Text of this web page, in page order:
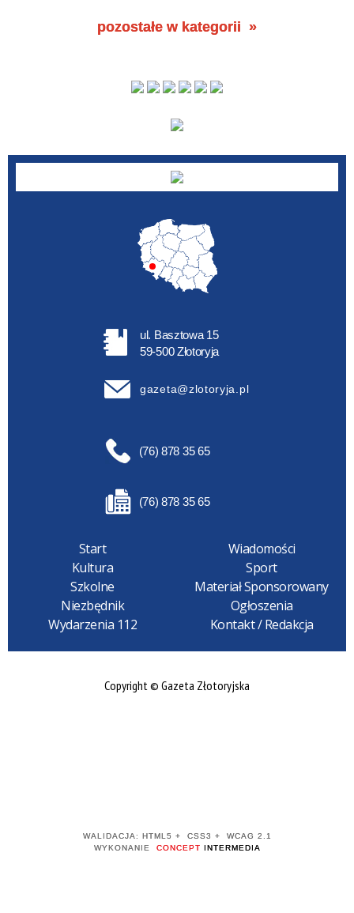
pozostałe w kategorii
ul. Basztowa 15
59-500 Złotoryja
gazeta@zlotoryja.pl
(76) 878 35 65
(76) 878 35 65
Start
Wiadomości
Kultura
Sport
Szkolne
Materiał Sponsorowany
Niezbędnik
Ogłoszenia
Wydarzenia 112
Kontakt / Redakcja
Copyright © Gazeta Złotoryjska
WALIDACJA: HTML5 + CSS3 + WCAG 2.1
WYKONANIE CONCEPT INTERMEDIA